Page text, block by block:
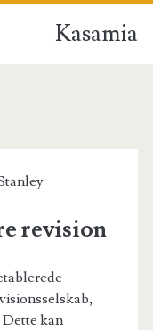
Kasamia
revision
kan